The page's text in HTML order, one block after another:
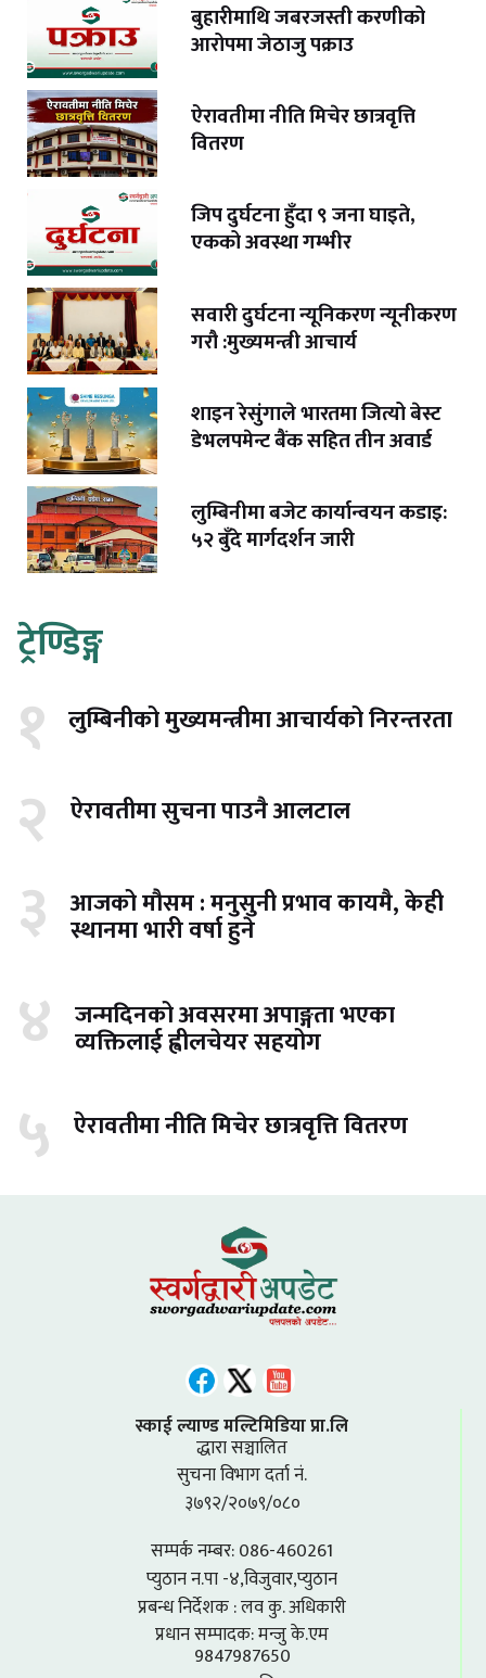
बुहारीमाथि जबरजस्ती करणीको
आरोपमा जेठाजु पक्राउ
ऐरावतीमा नीति मिचेर छात्रवृत्ति
वितरण
जिप दुर्घटना हुँदा ९ जना घाइते,
एकको अवस्था गम्भीर
सवारी दुर्घटना न्यूनिकरण न्यूनीकरण
गरौ :मुख्यमन्त्री आचार्य
शाइन रेसुंगाले भारतमा जित्यो बेस्ट
डेभलपमेन्ट बैंक सहित तीन अवार्ड
लुम्बिनीमा बजेट कार्यान्वयन कडाइ:
५२ बुँदे मार्गदर्शन जारी
ट्रेण्डिङ्ग
१ लुम्बिनीको मुख्यमन्त्रीमा आचार्यको निरन्तरता
२ ऐरावतीमा सुचना पाउनै आलटाल
३ आजको मौसम : मनुसुनी प्रभाव कायमै, केही
स्थानमा भारी वर्षा हुने
४ जन्मदिनको अवसरमा अपाङ्गता भएका
व्यक्तिलाई ह्वीलचेयर सहयोग
५ ऐरावतीमा नीति मिचेर छात्रवृत्ति वितरण
स्काई ल्याण्ड मल्टिमिडिया प्रा.लि
द्धारा सञ्चालित
सुचना विभाग दर्ता नं.
३७९२/२०७९/०८०
सम्पर्क नम्बर: 086-460261
प्युठान न.पा -४,विजुवार,प्युठान
प्रबन्ध निर्देशक : लव कु. अधिकारी
प्रधान सम्पादक: मन्जु के.एम
9847987650